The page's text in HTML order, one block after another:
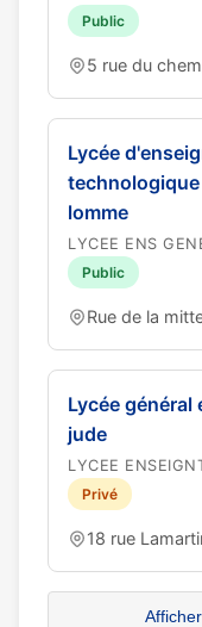
Public
5 rue du
Lycée
lomme
LYCEE ENS
Public
Rue de la
Lycée
jude
LYCEE
Privé
18 rue